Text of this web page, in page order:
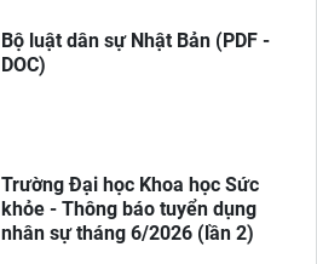
Bộ luật dân sự Nhật Bản (PDF -
DOC)
Trường Đại học Khoa học Sức
khỏe - Thông báo tuyển dụng
nhân sự tháng 6/2026 (lần 2)